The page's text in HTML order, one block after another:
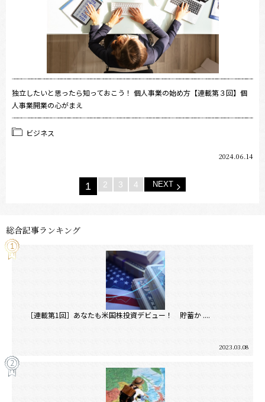
独立したいと思ったら知っておこう！ 個人事業の始め方【連載第３回】個
人事業開業の心がまえ
ビジネス
2024.06.14
1 2 3 4 NEXT
総合記事ランキング
［連載第1回］あなたも米国株投資デビュー！ 貯蓄か ....
2023.03.08